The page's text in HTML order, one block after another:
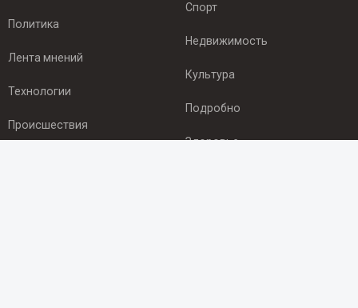
Политика
Лента мнений
Технологии
Происшествия
Спорт
Недвижимость
Культура
Подробно
Здоровье